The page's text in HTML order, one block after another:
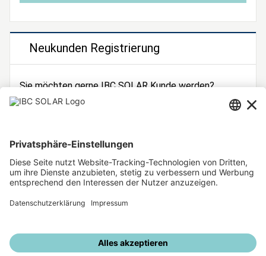
Neukunden Registrierung
Sie möchten gerne IBC SOLAR Kunde werden?
Dann registrieren Sie sich jetzt!
Unsere weiteren Angebote
IBC SOLAR Webseite